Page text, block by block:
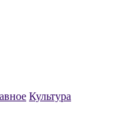
Культура